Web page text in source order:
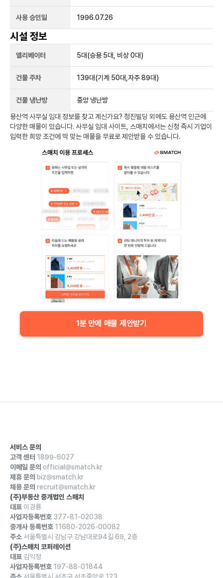
사용 승인일 1996.07.26
시설 정보
엘리베이터 5대(승용 5대, 비상 0대)
건물 주차 139대(기계 50대,자주 89대)
건물 냉난방 중앙 냉난방
용산역 사무실 임대 정보를 찾고 계신가요? 청진빌딩 외에도 용산역 인근에
다양한 매물이 있습니다. 사무실 임대 사이트, 스매치에서는 신청 즉시 기업이
입력한 희망 조건에 딱 맞는 매물을 무료로 제안받을 수 있습니다.
1분 만에 매물 제안받기
서비스 문의
고객 센터 1899-6027
이메일 문의 official@smatch.kr
제휴 문의 biz@smatch.kr
채용 문의 recruit@smatch.kr
(주)부동산 중개법인 스매치
대표 이경룡
사업자등록번호 377-81-02038
중개사 등록번호 11680-2026-00082
주소 서울특별시 강남구 강남대로94길 69, 2층
(주)스매치 코퍼레이션
대표 김익정
사업자등록번호 197-88-01844
주소 서울특별시 서초구 서초중앙로 123